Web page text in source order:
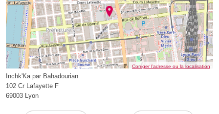
Corriger l’adresse ou la localisation
Inchk'Ka par Bahadourian
102 Cr Lafayette F
69003 Lyon